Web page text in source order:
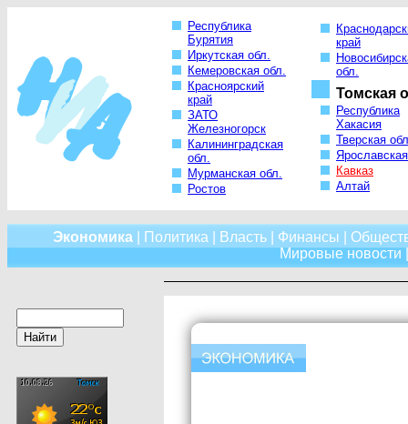
Республика
Бурятия
Иркутская обл.
Кемеровская обл.
Красноярский
край
ЗАТО
Железногорск
Калининградская
обл.
Мурманская обл.
Ростов
край
обл.
Томская
Республика
Хакасия
Тверская
Кавказ
Алтай
Экономика| Политика Власть| Финансы
Мировые новости